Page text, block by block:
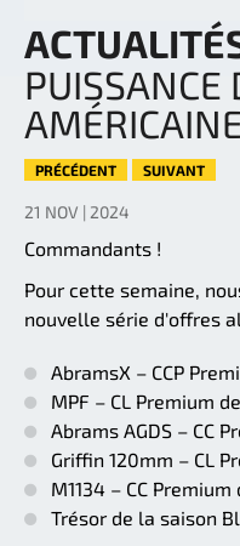
PUISSANCE
PRÉCÉDENT SUIVANT
21 NOV | 2024
Commandants !
Pour cette semaine,
nouvelle série d'offres
AbramsX – CCP
MPF – CL Premium
Abrams AGDS – CC
Griffin 120mm – CL
M1134 – CC
Trésor de la saison